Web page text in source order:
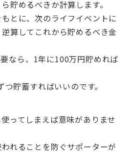
貯めるべきか計算します。
とに、次のライフイベントに
算してこれから貯めるべき金
なら、1年に100万円貯めれば
貯蓄すればいいのです。
ってしまえば意味がありませ
れることを防ぐサポーターが